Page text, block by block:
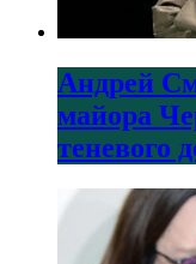
Андрей
майора
теневого